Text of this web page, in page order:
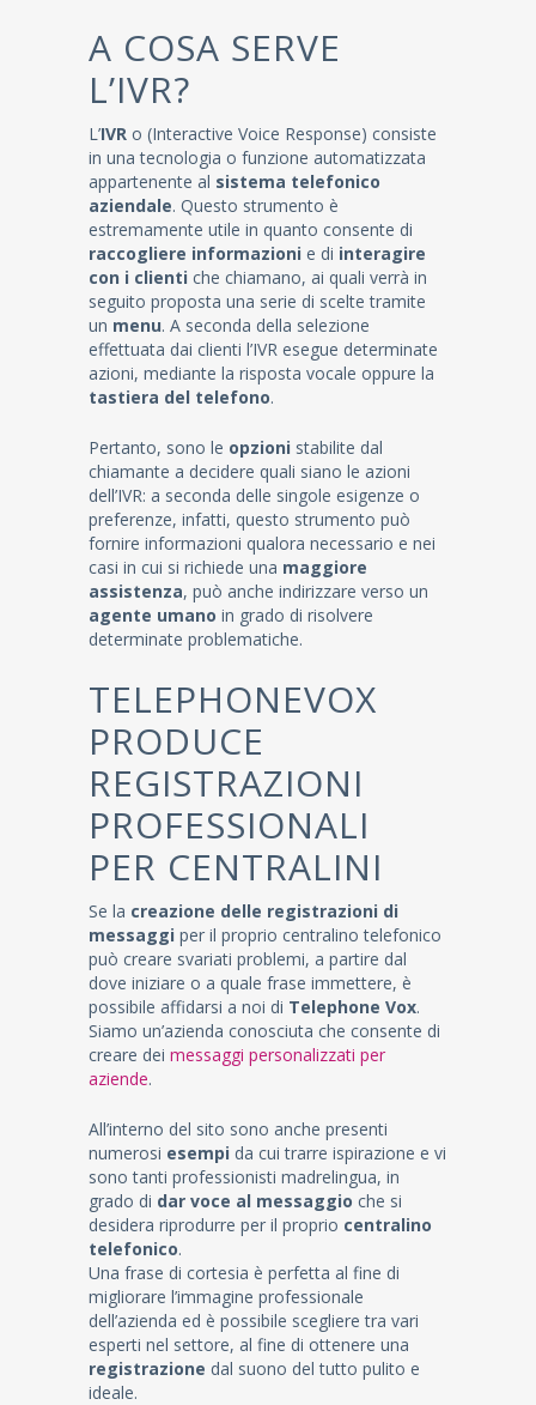
A COSA SERVE
L’IVR?
L’IVR o (Interactive Voice Response) consiste
in una tecnologia o funzione automatizzata
appartenente al sistema telefonico
aziendale. Questo strumento è
estremamente utile in quanto consente di
raccogliere informazioni e di interagire
con i clienti che chiamano, ai quali verrà in
seguito proposta una serie di scelte tramite
un menu. A seconda della selezione
effettuata dai clienti l’IVR esegue determinate
azioni, mediante la risposta vocale oppure la
tastiera del telefono.
Pertanto, sono le opzioni stabilite dal
chiamante a decidere quali siano le azioni
dell’IVR: a seconda delle singole esigenze o
preferenze, infatti, questo strumento può
fornire informazioni qualora necessario e nei
casi in cui si richiede una maggiore
assistenza, può anche indirizzare verso un
agente umano in grado di risolvere
determinate problematiche.
TELEPHONEVOX
PRODUCE
REGISTRAZIONI
PROFESSIONALI
PER CENTRALINI
Se la creazione delle registrazioni di
messaggi per il proprio centralino telefonico
può creare svariati problemi, a partire dal
dove iniziare o a quale frase immettere, è
possibile affidarsi a noi di Telephone Vox.
Siamo un’azienda conosciuta che consente di
creare dei messaggi personalizzati per
aziende.
All’interno del sito sono anche presenti
numerosi esempi da cui trarre ispirazione e vi
sono tanti professionisti madrelingua, in
grado di dar voce al messaggio che si
desidera riprodurre per il proprio centralino
telefonico.
Una frase di cortesia è perfetta al fine di
migliorare l’immagine professionale
dell’azienda ed è possibile scegliere tra vari
esperti nel settore, al fine di ottenere una
registrazione dal suono del tutto pulito e
ideale.